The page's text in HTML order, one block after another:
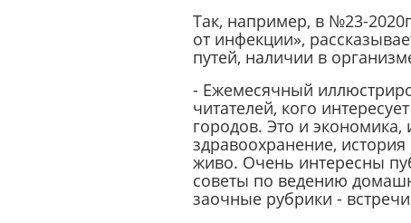
Так, например, в №23-
от инфекции»,
путей, наличии в
- Ежемесячный
читателей, кого
городов. Это и
здравоохранение,
живо. Очень интересны
советы по ведению
заочные рубрики -